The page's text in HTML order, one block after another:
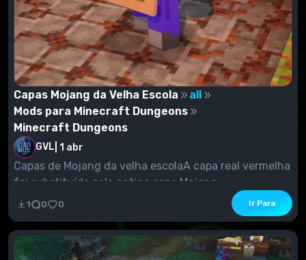
Capas Mojang da Velha Escola
all
Mods para Minecraft Dungeons
Minecraft Dungeons
GVL 1 abr
Capas de Mojang da velha escolaA capa real vermelha
foi substituída pela antiga capa Mojang.
1 0 0 Ir Para